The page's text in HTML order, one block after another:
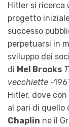
Hitler si ricerca
progetto
successo
perpetuarsi in
sviluppo dei
di Mel Brooks
vecchiette -
Hitler, dove
al pari di quello
Chaplin ne il